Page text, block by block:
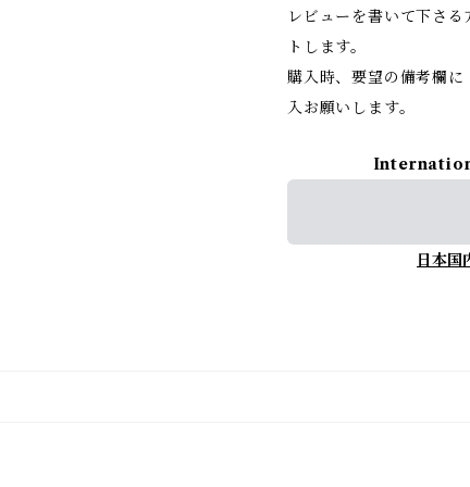
レビューを書いて下さ
トします。
購入時、要望の備考欄
入お願いします。
日本国